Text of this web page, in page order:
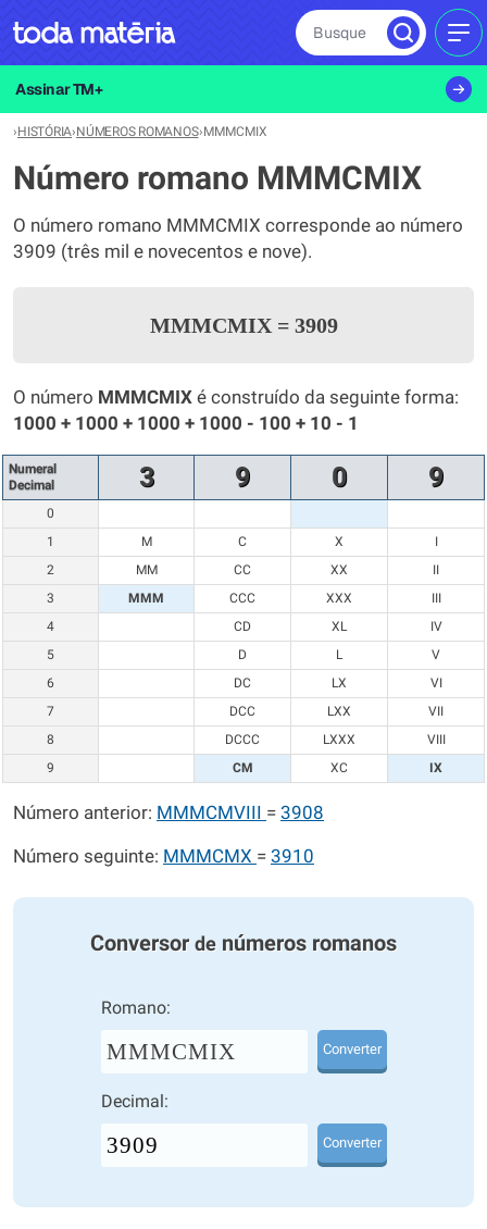
Busque
Assinar TM+
›HISTÓRIA›NÚMEROS ROMANOS›MMMCMIX
Número romano MMMCMIX
O número romano MMMCMIX corresponde ao número
3909 (três mil e novecentos e nove).
MMMCMIX =3909
O número MMMCMIX é construído da seguinte forma:
1000 + 1000 + 1000 + 1000 - 100 + 10 - 1
Numeral
Decimal
3 9 0 9
0
1
M C X
I
2
MM CC XX
II
3
MMM CCC XXX
III
4
CD XL
IV
5
D L
V
6
DC LX
VI
7
DCC LXX
VII
8
DCCC LXXX
VIII
9
CM XC IX
Número anterior: MMMCMVIII = 3908
Número seguinte: MMMCMX = 3910
Conversor de números romanos
Romano:
MMMCMIX Converter
Decimal:
Converter